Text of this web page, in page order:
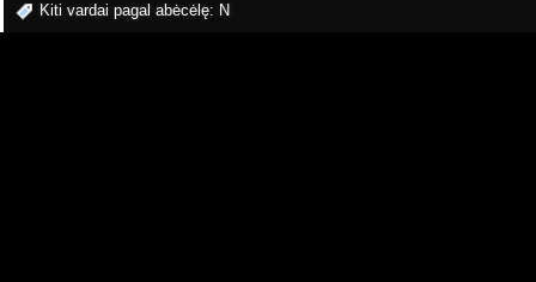
Kiti vardai pagal abėcėlę: N